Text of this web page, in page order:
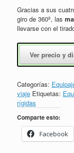
Gracias a sus
giro de 360º, las
llevarse con el
Ver precio y
Categorías:
viaje Etiquetas:
rígidas
Comparte esto:
Facebook